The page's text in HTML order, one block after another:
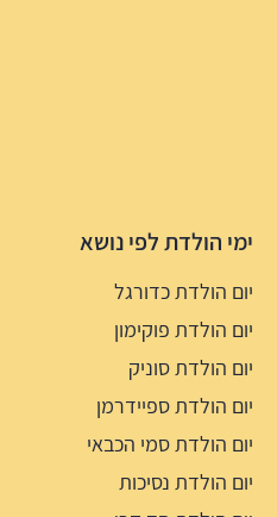
ימי הולדת לפי נושא
יום הולדת כדורגל
יום הולדת פוקימון
יום הולדת סוניק
יום הולדת ספיידרמן
יום הולדת סמי הכבאי
יום הולדת נסיכות